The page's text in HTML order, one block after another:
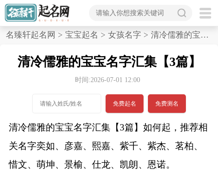
首
名
名臻轩起名网 > 宝宝起名 > 女孩名字 > 清冷儒雅的宝宝名字汇集,3篇
清冷儒雅的宝宝名字汇集【3篇】
时间:2026-07-01 12:00
免费起名 免费测名
清冷儒雅的宝宝名字汇集【3篇】如何起，推荐相
关名字奕如、彦嘉、熙嘉、紫千、紫杰、茗柏、
惜文、萌坤、景榆、仕龙、凯朗、恩诺。